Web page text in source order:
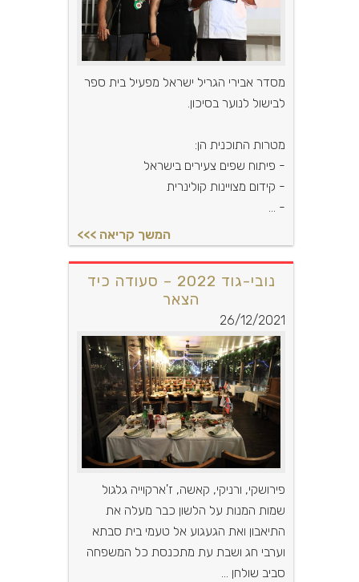
מסדר אבירי הגריל ישראל מפעיל בית ספר
לבישול לנוער בסיכון.
מטרות התוכנית הן:
- פיתוח שפים צעירים בישראל
- קידום מצויינות קולינרית
- ...
נובי-גוד 2022 – סעודה כיד
הצאר
26/12/2021
פירושקי, ורניקי, קאשה, ז'ארקוייה גלגול
שמות המנות על הלשון כבר מעלה את
התיאבון ואת הגעגוע אל טעמי בית סבתא
וערבי חג ושבת עת מתכנסת כל המשפחה
סביב שולחן ...